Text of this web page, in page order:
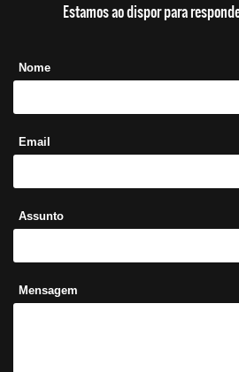
Estamos ao dispor para
Nome
Email
Assunto
Mensagem